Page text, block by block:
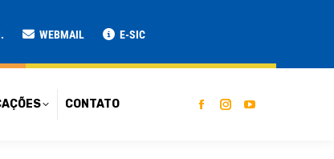
WEBMAIL E-SIC
CONTATO